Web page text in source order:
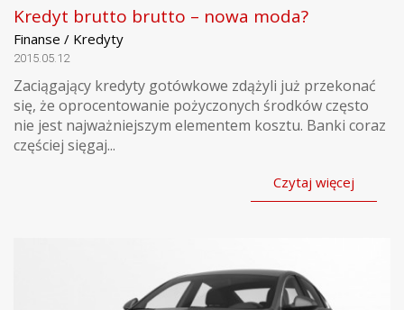
Kredyt brutto brutto – nowa moda?
Finanse / Kredyty
2015.05.12
Zaciągający kredyty gotówkowe zdążyli już przekonać
się, że oprocentowanie pożyczonych środków często
nie jest najważniejszym elementem kosztu. Banki coraz
częściej sięgaj...
Czytaj więcej